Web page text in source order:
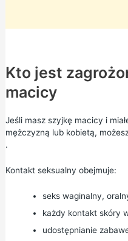
Kto jest
macicy
Jeśli masz szyjkę macicy i
mężczyzną lub kobietą,
.
Kontakt seksualny obejmuje:
seks waginalny,
każdy kontakt skóry
udostępnianie